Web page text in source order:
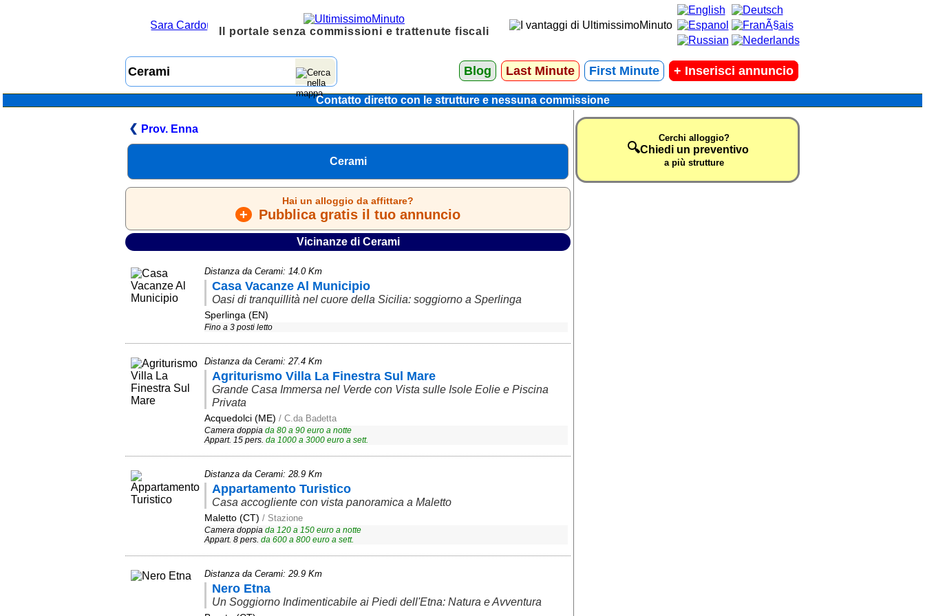
Il portale senza commissioni e trattenute fiscali
Blog Last Minute First Minute + Inserisci annuncio
Contatto diretto con le strutture e nessuna commissione
Prov. Enna
Cerami
Hai un alloggio da affittare?
+ Pubblica gratis il tuo annuncio
Vicinanze di Cerami
Distanza da Cerami: 14.0 Km
Casa Vacanze Al Municipio
Oasi di tranquillità nel cuore della Sicilia: soggiorno a Sperlinga
Sperlinga (EN)
Fino a 3 posti letto
Distanza da Cerami: 27.4 Km
Agriturismo Villa La Finestra Sul Mare
Grande Casa Immersa nel Verde con Vista sulle Isole Eolie e Piscina
Privata
Acquedolci (ME) / C.da Badetta
Camera doppia da 80a 90euro a notte
Appart. 15 pers. da 1000a 3000euro a sett.
Distanza da Cerami: 28.9 Km
Appartamento Turistico
Casa accogliente con vista panoramica a Maletto
Maletto (CT) / Stazione
Camera doppia da 120a 150euro a notte
Appart. 8 pers. da 600a 800euro a sett.
Distanza da Cerami: 29.9 Km
Nero Etna
Un Soggiorno Indimenticabile ai Piedi dell'Etna: Natura e Avventura
🔍
Cerchi alloggio?
Chiedi un preventivo
a più strutture